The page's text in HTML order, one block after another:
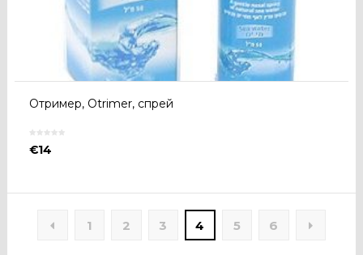
Отример, Otrimer, спрей
€14
1 2 3 4 5 6